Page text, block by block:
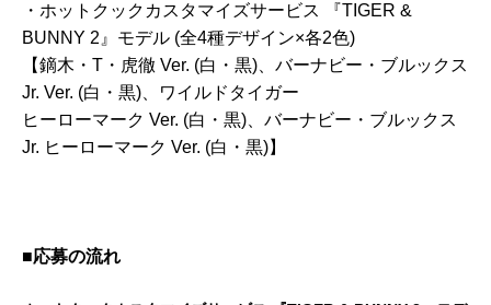
・ホットクックカスタマイズサービス 『TIGER &
BUNNY 2』モデル (全4種デザイン×各2色)
【鏑木・T・虎徹 Ver. (白・黒)、バーナビー・ブルックス
Jr. Ver. (白・黒)、ワイルドタイガー
ヒーローマーク Ver. (白・黒)、バーナビー・ブルックス
Jr. ヒーローマーク Ver. (白・黒)】
■応募の流れ